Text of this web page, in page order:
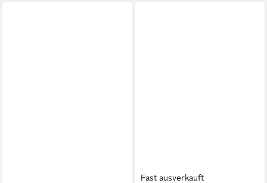
Fast ausverkauft